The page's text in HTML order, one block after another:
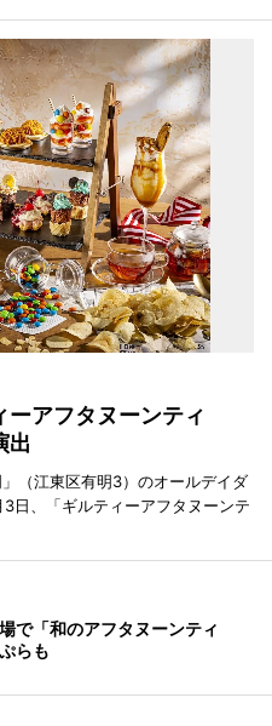
アフタヌーンティ
出
（江東区有明3）のオールデイダ
日、「ギルティーアフタヌーンテ
で「和のアフタヌーンティ
らも